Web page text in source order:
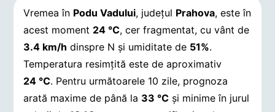
Vremea în Podu Vadului, județul Prahova, este în
acest moment 24 °C, cer fragmentat, cu vânt de
3.4 km/h dinspre N și umiditate de 51%.
Temperatura resimțită este de aproximativ
24 °C. Pentru următoarele 10 zile, prognoza
arată maxime de până la 33 °C și minime în jurul